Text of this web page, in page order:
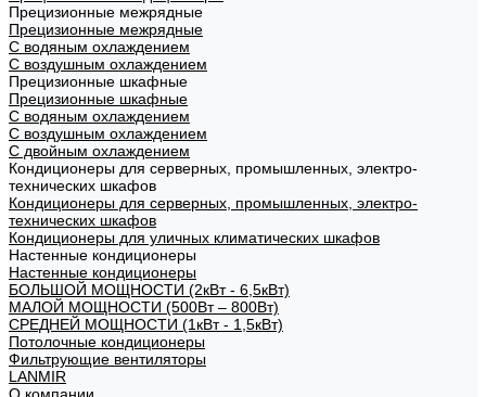
Прецизионные межрядные
Прецизионные межрядные
С водяным охлаждением
С воздушным охлаждением
Прецизионные шкафные
Прецизионные шкафные
С водяным охлаждением
С воздушным охлаждением
С двойным охлаждением
Кондиционеры для серверных, промышленных, электро-
технических шкафов
Кондиционеры для серверных, промышленных, электро-
технических шкафов
Кондиционеры для уличных климатических шкафов
Настенные кондиционеры
Настенные кондиционеры
БОЛЬШОЙ МОЩНОСТИ (2кВт - 6,5кВт)
МАЛОЙ МОЩНОСТИ (500Вт – 800Вт)
СРЕДНЕЙ МОЩНОСТИ (1кВт - 1,5кВт)
Потолочные кондиционеры
Фильтрующие вентиляторы
LANMIR